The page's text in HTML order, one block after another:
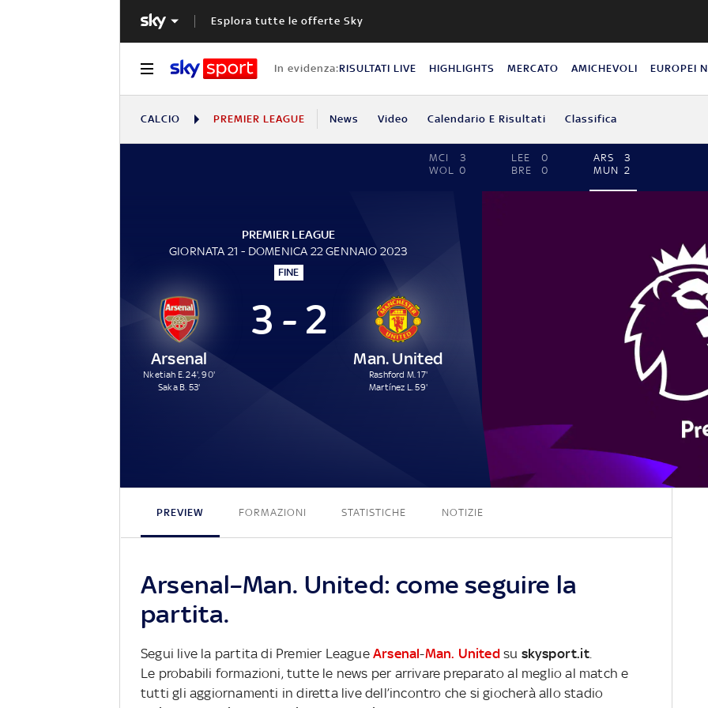
Esplora tutte le offerte Sky
In evidenza:RISULTATI LIVE HIGHLIGHTS MERCATO AMICHEVOLI EUROPEI
CALCIO PREMIER LEAGUE News Video Calendario E Risultati Classifica
MCI
3
WOL
0
LEE
0
BRE
0
ARS
3
MUN 2
PREMIER LEAGUE
GIORNATA 21 - DOMENICA 22 GENNAIO 2023
FINE
Arsenal
Nketiah E. 24', 90'
Saka B. 53'
3 - 2
Man. United
Rashford M. 17'
Martínez L. 59'
PREVIEW FORMAZIONI STATISTICHE NOTIZIE
Arsenal–Man. United: come seguire la
partita.
Segui live la partita di Premier League Arsenal-Man. Unitedsu skysport.it.
Le probabili formazioni, tutte le news per arrivare preparato al meglio al match e
tutti gli aggiornamenti in diretta live dell’incontro che si giocherà allo stadio